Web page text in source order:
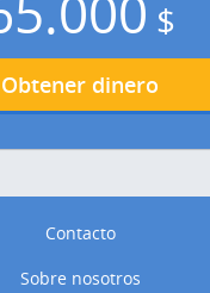
$
Obtener dinero
Contacto
Sobre nosotros